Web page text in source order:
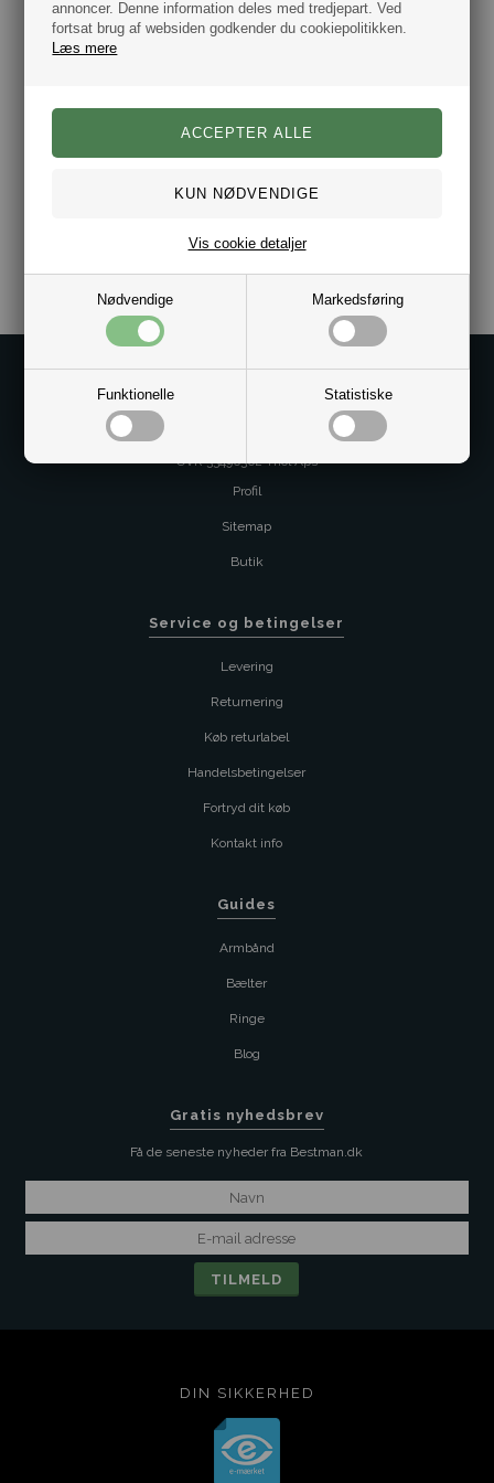
annoncer. Denne information deles med tredjepart. Ved
fortsat brug af websiden godkender du cookiepolitikken.
Læs mere
Nødvendige Markedsføring
Funktionelle Statistiske
Vis cookie detaljer
første kollektion bar præg af, har lige siden været Tommy
Hilfiger’s varemærke.
Mærke: Tommy Hilfiger
Kundeservice@bestman.dk
CVR 33496362 Thol Aps
Profil
Sitemap
Butik
Service og betingelser
Levering
Returnering
Køb returlabel
Handelsbetingelser
Fortryd dit køb
Kontakt info
Guides
Armbånd
Bælter
Ringe
Blog
Gratis nyhedsbrev
Få de seneste nyheder fra Bestman.dk
DIN SIKKERHED